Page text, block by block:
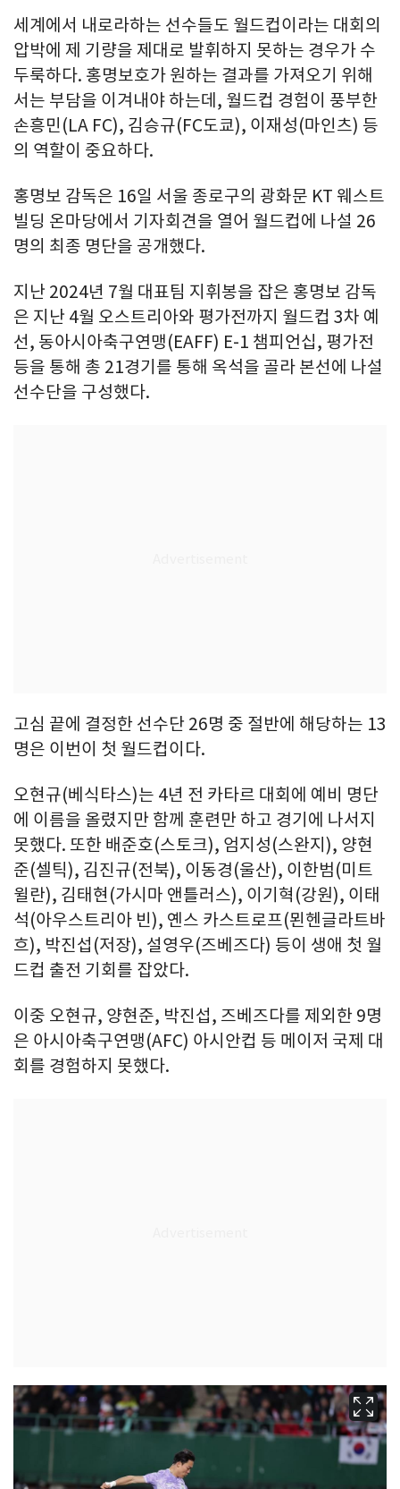
세계에서 내로라하는 선수들도 월드컵이라는 대회의
압박에 제 기량을 제대로 발휘하지 못하는 경우가 수
두룩하다. 홍명보호가 원하는 결과를 가져오기 위해
서는 부담을 이겨내야 하는데, 월드컵 경험이 풍부한
손흥민(LA FC), 김승규(FC도쿄), 이재성(마인츠) 등
의 역할이 중요하다.
홍명보 감독은 16일 서울 종로구의 광화문 KT 웨스트
빌딩 온마당에서 기자회견을 열어 월드컵에 나설 26
명의 최종 명단을 공개했다.
지난 2024년 7월 대표팀 지휘봉을 잡은 홍명보 감독
은 지난 4월 오스트리아와 평가전까지 월드컵 3차 예
선, 동아시아축구연맹(EAFF) E-1 챔피언십, 평가전
등을 통해 총 21경기를 통해 옥석을 골라 본선에 나설
선수단을 구성했다.
고심 끝에 결정한 선수단 26명 중 절반에 해당하는 13
명은 이번이 첫 월드컵이다.
오현규(베식타스)는 4년 전 카타르 대회에 예비 명단
에 이름을 올렸지만 함께 훈련만 하고 경기에 나서지
못했다. 또한 배준호(스토크), 엄지성(스완지), 양현
준(셀틱), 김진규(전북), 이동경(울산), 이한범(미트
윌란), 김태현(가시마 앤틀러스), 이기혁(강원), 이태
석(아우스트리아 빈), 옌스 카스트로프(묀헨글라트바
흐), 박진섭(저장), 설영우(즈베즈다) 등이 생애 첫 월
드컵 출전 기회를 잡았다.
이중 오현규, 양현준, 박진섭, 즈베즈다를 제외한 9명
은 아시아축구연맹(AFC) 아시안컵 등 메이저 국제 대
회를 경험하지 못했다.